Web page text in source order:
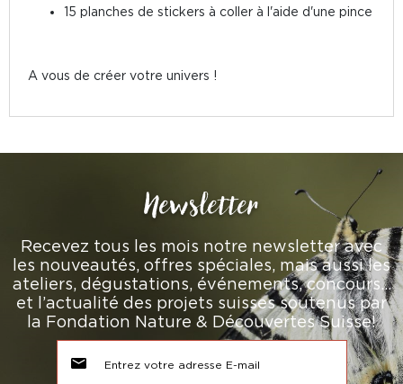
15 planches de stickers à coller à l'aide d'une pince
A vous de créer votre univers !
Newsletter
Recevez tous les mois notre newsletter avec
les nouveautés, offres spéciales, mais aussi les
ateliers, dégustations, événements, concours…
et l’actualité des projets suisses soutenus par
la Fondation Nature & Découvertes Suisse!